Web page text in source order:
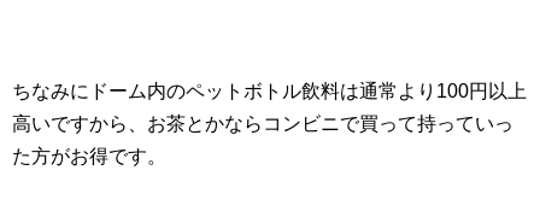
ちなみにドーム内のペットボトル飲料は通常より100円以上
高いですから、お茶とかならコンビニで買って持っていっ
た方がお得です。